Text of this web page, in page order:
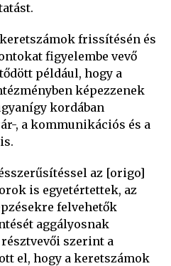
frissítésén és
figyelembe vevő
például, hogy a
képezzenek
kordában
, a kommunikációs és a
az [origo]
is egyetértettek, az
felvehetők
aggályosnak
résztvevői szerint a
el, hogy a keretszámok